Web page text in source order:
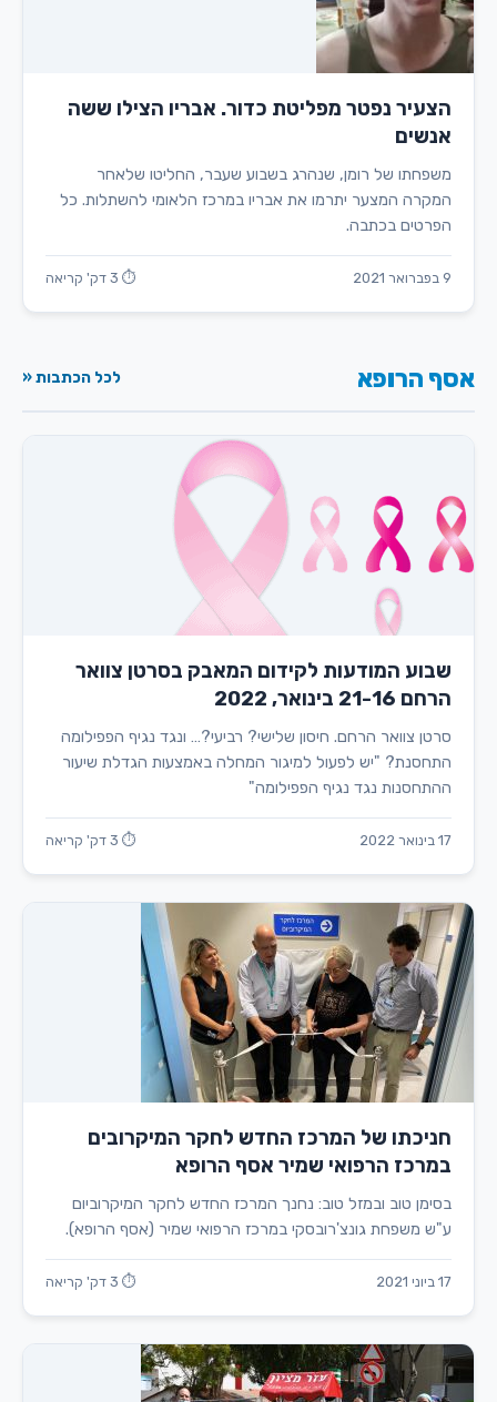
הצעיר נפטר מפליטת כדור. אבריו הצילו ששה
אנשים
משפחתו של רומן, שנהרג בשבוע שעבר, החליטו שלאחר
המקרה המצער יתרמו את אבריו במרכז הלאומי להשתלות. כל
הפרטים בכתבה.
9 בפברואר 2021 ⏱ 3 דק' קריאה
אסף הרופא לכל הכתבות «
שבוע המודעות לקידום המאבק בסרטן צוואר
הרחם 21-16 בינואר, 2022
סרטן צוואר הרחם. חיסון שלישי? רביעי?… ונגד נגיף הפפילומה
התחסנת? "יש לפעול למיגור המחלה באמצעות הגדלת שיעור
ההתחסנות נגד נגיף הפפילומה"
17 בינואר 2022 ⏱ 3 דק' קריאה
חניכתו של המרכז החדש לחקר המיקרובים
במרכז הרפואי שמיר אסף הרופא
בסימן טוב ובמזל טוב: נחנך המרכז החדש לחקר המיקרוביום
ע"ש משפחת גונצ'רובסקי במרכז הרפואי שמיר (אסף הרופא).
17 ביוני 2021 ⏱ 3 דק' קריאה